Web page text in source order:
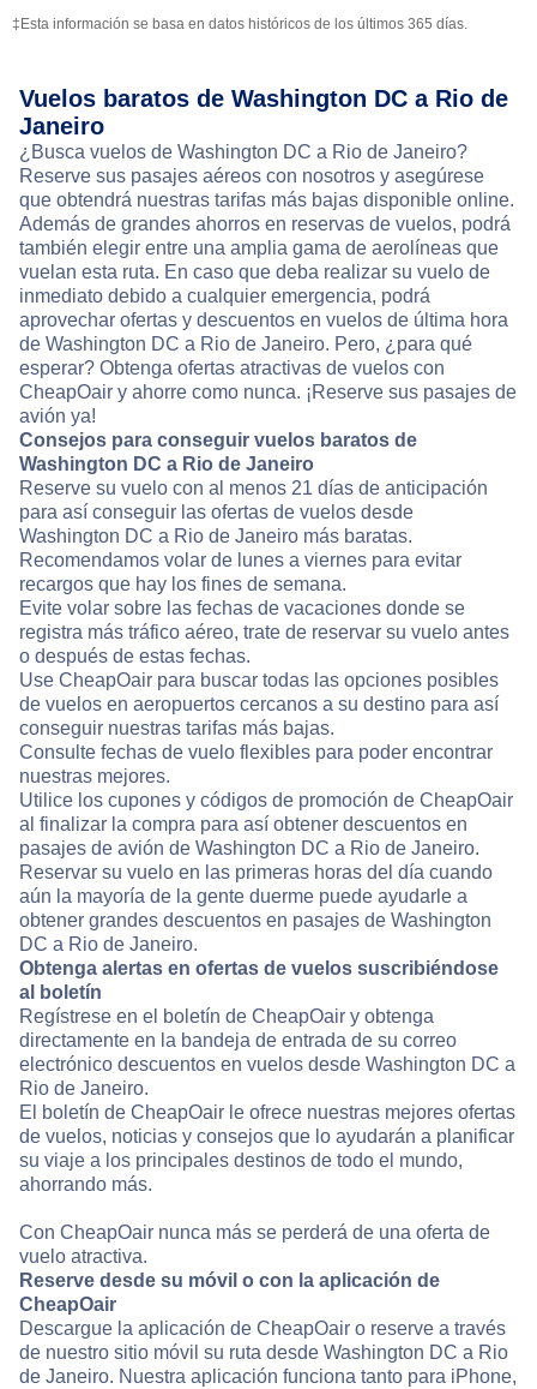
‡Esta información se basa en datos históricos de los últimos 365 días.
Vuelos baratos de Washington DC a Rio de
Janeiro
¿Busca vuelos de Washington DC a Rio de Janeiro?
Reserve sus pasajes aéreos con nosotros y asegúrese
que obtendrá nuestras tarifas más bajas disponible online.
Además de grandes ahorros en reservas de vuelos, podrá
también elegir entre una amplia gama de aerolíneas que
vuelan esta ruta. En caso que deba realizar su vuelo de
inmediato debido a cualquier emergencia, podrá
aprovechar ofertas y descuentos en vuelos de última hora
de Washington DC a Rio de Janeiro. Pero, ¿para qué
esperar? Obtenga ofertas atractivas de vuelos con
CheapOair y ahorre como nunca. ¡Reserve sus pasajes de
avión ya!
Consejos para conseguir vuelos baratos de
Washington DC a Rio de Janeiro
Reserve su vuelo con al menos 21 días de anticipación
para así conseguir las ofertas de vuelos desde
Washington DC a Rio de Janeiro más baratas.
Recomendamos volar de lunes a viernes para evitar
recargos que hay los fines de semana.
Evite volar sobre las fechas de vacaciones donde se
registra más tráfico aéreo, trate de reservar su vuelo antes
o después de estas fechas.
Use CheapOair para buscar todas las opciones posibles
de vuelos en aeropuertos cercanos a su destino para así
conseguir nuestras tarifas más bajas.
Consulte fechas de vuelo flexibles para poder encontrar
nuestras mejores.
Utilice los cupones y códigos de promoción de CheapOair
al finalizar la compra para así obtener descuentos en
pasajes de avión de Washington DC a Rio de Janeiro.
Reservar su vuelo en las primeras horas del día cuando
aún la mayoría de la gente duerme puede ayudarle a
obtener grandes descuentos en pasajes de Washington
DC a Rio de Janeiro.
Obtenga alertas en ofertas de vuelos suscribiéndose
al boletín
Regístrese en el boletín de CheapOair y obtenga
directamente en la bandeja de entrada de su correo
electrónico descuentos en vuelos desde Washington DC a
Rio de Janeiro.
El boletín de CheapOair le ofrece nuestras mejores ofertas
de vuelos, noticias y consejos que lo ayudarán a planificar
su viaje a los principales destinos de todo el mundo,
ahorrando más.
Con CheapOair nunca más se perderá de una oferta de
vuelo atractiva.
Reserve desde su móvil o con la aplicación de
CheapOair
Descargue la aplicación de CheapOair o reserve a través
de nuestro sitio móvil su ruta desde Washington DC a Rio
de Janeiro. Nuestra aplicación funciona tanto para iPhone,